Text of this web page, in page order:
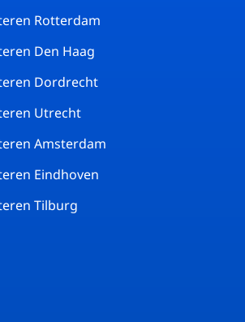
Rotterdam
Den Haag
Dordrecht
Utrecht
Amsterdam
Eindhoven
Tilburg